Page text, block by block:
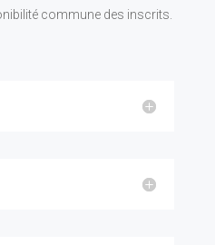
commune des inscrits.